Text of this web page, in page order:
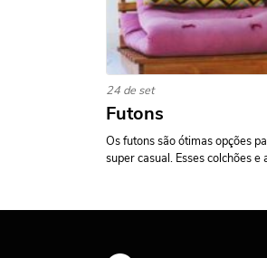
24 de set
Futons
Os futons são ótimas opções
super casual. Esses colchões